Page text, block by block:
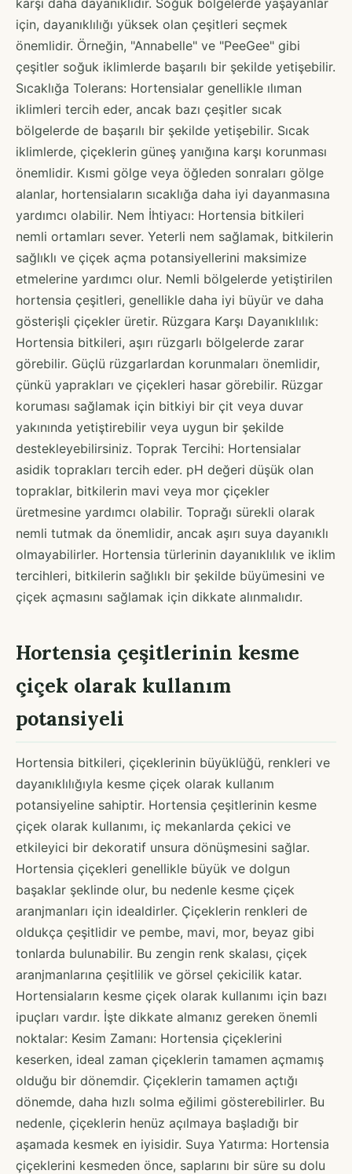
için, dayanıklılığı yüksek olan çeşitleri seçmek
önemlidir. Örneğin, "Annabelle" ve "PeeGee" gibi
çeşitler soğuk iklimlerde başarılı bir şekilde yetişebilir.
Sıcaklığa Tolerans: Hortensialar genellikle ılıman
iklimleri tercih eder, ancak bazı çeşitler sıcak
bölgelerde de başarılı bir şekilde yetişebilir. Sıcak
iklimlerde, çiçeklerin güneş yanığına karşı korunması
önemlidir. Kısmi gölge veya öğleden sonraları gölge
alanlar, hortensiaların sıcaklığa daha iyi dayanmasına
yardımcı olabilir. Nem İhtiyacı: Hortensia bitkileri
nemli ortamları sever. Yeterli nem sağlamak, bitkilerin
sağlıklı ve çiçek açma potansiyellerini maksimize
etmelerine yardımcı olur. Nemli bölgelerde yetiştirilen
hortensia çeşitleri, genellikle daha iyi büyür ve daha
gösterişli çiçekler üretir. Rüzgara Karşı Dayanıklılık:
Hortensia bitkileri, aşırı rüzgarlı bölgelerde zarar
görebilir. Güçlü rüzgarlardan korunmaları önemlidir,
çünkü yaprakları ve çiçekleri hasar görebilir. Rüzgar
koruması sağlamak için bitkiyi bir çit veya duvar
yakınında yetiştirebilir veya uygun bir şekilde
destekleyebilirsiniz. Toprak Tercihi: Hortensialar
asidik toprakları tercih eder. pH değeri düşük olan
topraklar, bitkilerin mavi veya mor çiçekler
üretmesine yardımcı olabilir. Toprağı sürekli olarak
nemli tutmak da önemlidir, ancak aşırı suya dayanıklı
olmayabilirler. Hortensia türlerinin dayanıklılık ve iklim
tercihleri, bitkilerin sağlıklı bir şekilde büyümesini ve
çiçek açmasını sağlamak için dikkate alınmalıdır.
Hortensia çeşitlerinin kesme
çiçek olarak kullanım
potansiyeli
Hortensia bitkileri, çiçeklerinin büyüklüğü, renkleri ve
dayanıklılığıyla kesme çiçek olarak kullanım
potansiyeline sahiptir. Hortensia çeşitlerinin kesme
çiçek olarak kullanımı, iç mekanlarda çekici ve
etkileyici bir dekoratif unsura dönüşmesini sağlar.
Hortensia çiçekleri genellikle büyük ve dolgun
başaklar şeklinde olur, bu nedenle kesme çiçek
aranjmanları için idealdirler. Çiçeklerin renkleri de
oldukça çeşitlidir ve pembe, mavi, mor, beyaz gibi
tonlarda bulunabilir. Bu zengin renk skalası, çiçek
aranjmanlarına çeşitlilik ve görsel çekicilik katar.
Hortensiaların kesme çiçek olarak kullanımı için bazı
ipuçları vardır. İşte dikkate almanız gereken önemli
noktalar: Kesim Zamanı: Hortensia çiçeklerini
keserken, ideal zaman çiçeklerin tamamen açmamış
olduğu bir dönemdir. Çiçeklerin tamamen açtığı
dönemde, daha hızlı solma eğilimi gösterebilirler. Bu
nedenle, çiçeklerin henüz açılmaya başladığı bir
aşamada kesmek en iyisidir. Suya Yatırma: Hortensia
çiçeklerini kesmeden önce, saplarını bir süre su dolu